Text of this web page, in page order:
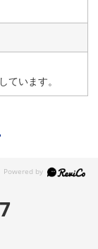
ています。